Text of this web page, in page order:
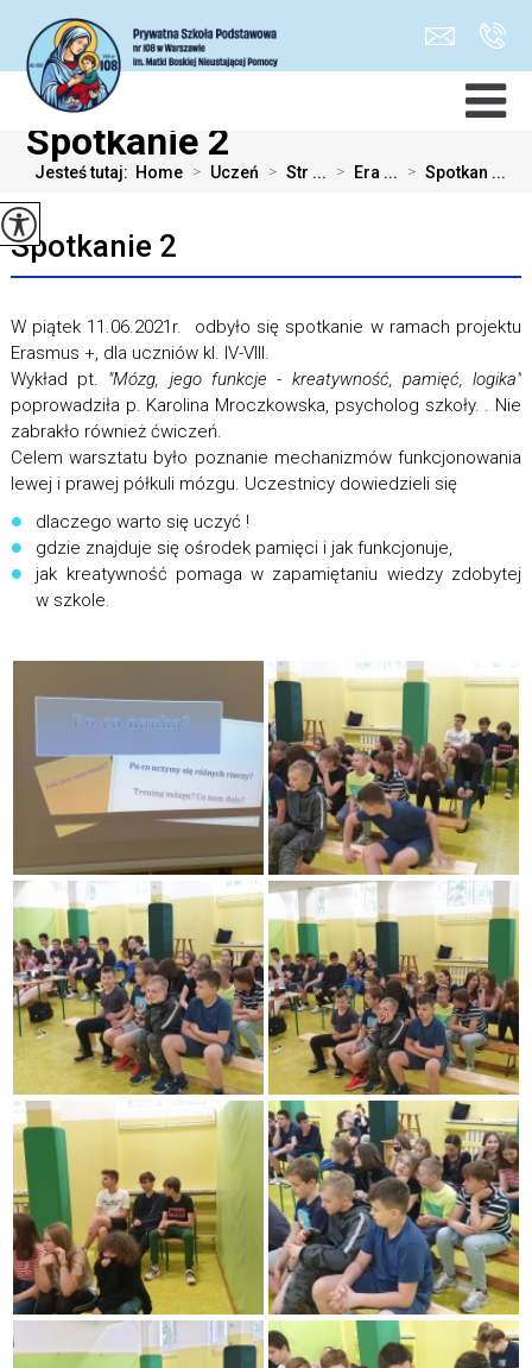
Spotkanie 2
Jesteś tutaj: Home > Uczeń > Str ... > Era ... > Spotkan ...
Spotkanie 2
W piątek 11.06.2021r. odbyło się spotkanie w ramach projektu
Erasmus +, dla uczniów kl. IV-VIII.
Wykład pt. "Mózg, jego funkcje - kreatywność, pamięć, logika"
poprowadziła p. Karolina Mroczkowska, psycholog szkoły. . Nie
zabrakło również ćwiczeń.
Celem warsztatu było poznanie mechanizmów funkcjonowania
lewej i prawej półkuli mózgu. Uczestnicy dowiedzieli się
dlaczego warto się uczyć !
gdzie znajduje się ośrodek pamięci i jak funkcjonuje,
jak kreatywność pomaga w zapamiętaniu wiedzy zdobytej
w szkole.